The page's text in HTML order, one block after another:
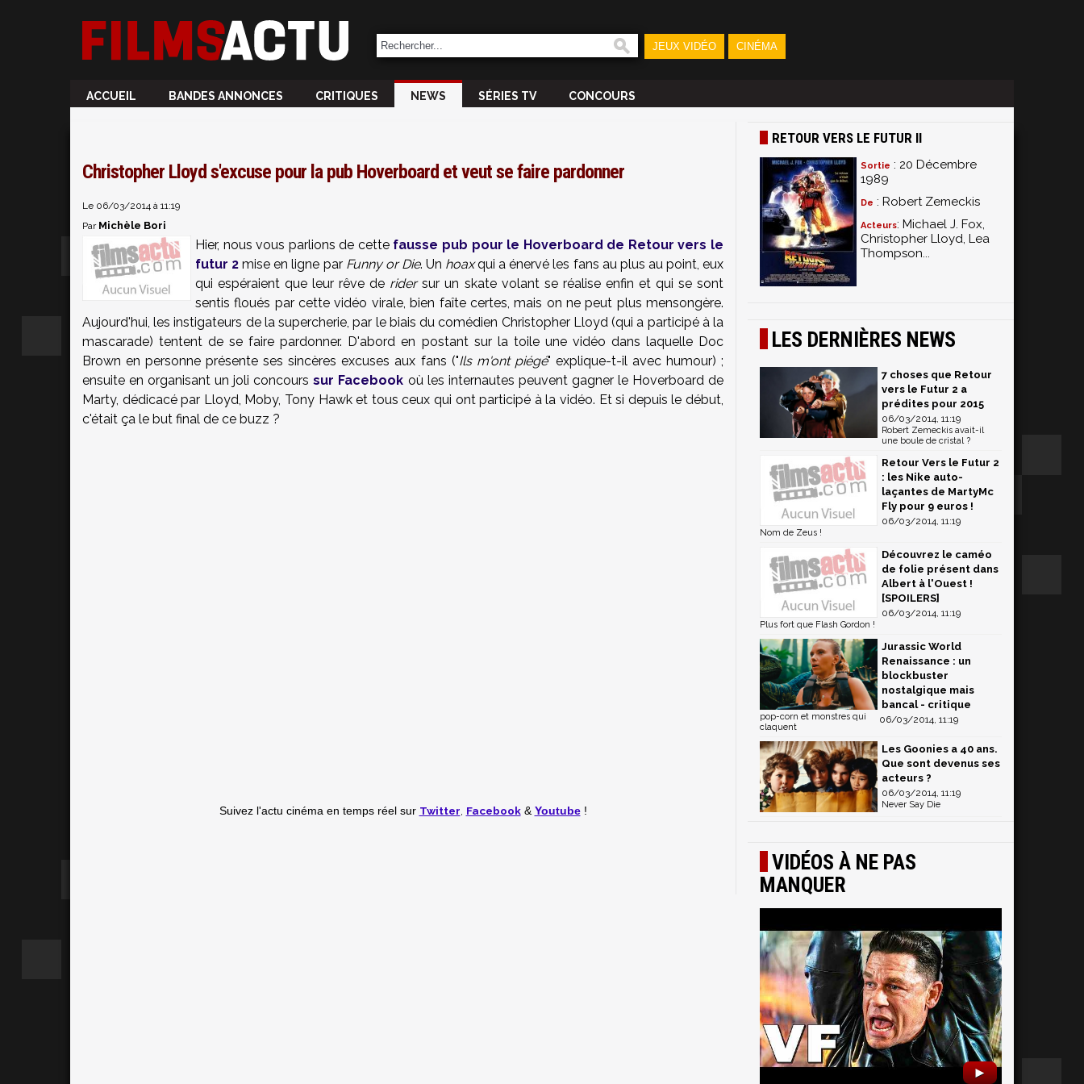
JEUX VIDÉO CINÉMA
ACCUEIL BANDES ANNONCES CRITIQUES NEWS SÉRIES TV CONCOURS
Christopher Lloyd s'excuse pour la pub Hoverboard et veut se faire pardonner
Le 06/03/2014 à 11:19
Par Michèle Bori
Hier, nous vous parlions de cette fausse pub pour le Hoverboard de Retour vers le
futur 2 mise en ligne par Funny or Die. Un hoaxqui a énervé les fans au plus au point, eux
qui espéraient que leur rêve de ridersur un skate volant se réalise enfin et qui se sont
sentis floués par cette vidéo virale, bien faîte certes, mais on ne peut plus mensongère.
Aujourd'hui, les instigateurs de la supercherie, par le biais du comédien Christopher Lloyd (qui a participé à la
mascarade) tentent de se faire pardonner. D'abord en postant sur la toile une vidéo dans laquelle Doc
Brown en personne présente ses sincères excuses aux fans ("Ils m'ont piégé" explique-t-il avec humour) ;
ensuite en organisant un joli concourssur Facebook où les internautes peuvent gagner le Hoverboard de
Marty, dédicacé par Lloyd, Moby, Tony Hawk et tous ceux qui ont participé à la vidéo. Et si depuis le début,
c'était ça le but final de ce buzz ?
Suivez l'actu cinéma en temps réel sur Twitter Facebook& Youtube!
RETOUR VERS LE FUTUR II
Sortie : 20 Décembre
1989
De : Robert Zemeckis
Acteurs: Michael J. Fox,
Christopher Lloyd, Lea
Thompson...
LES DERNIÈRES NEWS
7 choses que Retour
vers le Futur 2 a
prédites pour 2015
06/03/2014, 11:19
Robert Zemeckis avait-il
une boule de cristal ?
Retour Vers le Futur 2
: les Nike auto-
laçantes de MartyMc
Fly pour 9 euros !
06/03/2014, 11:19
Nom de Zeus !
Découvrez le caméo
de folie présent dans
Albert à l'Ouest !
[SPOILERS]
06/03/2014, 11:19
Plus fort que Flash Gordon !
Jurassic World
Renaissance : un
blockbuster
nostalgique mais
bancal - critique
06/03/2014, 11:19
pop-corn et monstres qui
claquent
Les Goonies a 40 ans.
Que sont devenus ses
acteurs ?
06/03/2014, 11:19
Never Say Die
VIDÉOS À NE PAS
MANQUER
►